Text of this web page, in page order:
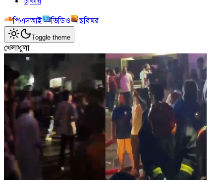
পিএসআই
ভিডিও ছবিঘর
Toggle theme
খেলাধুলা